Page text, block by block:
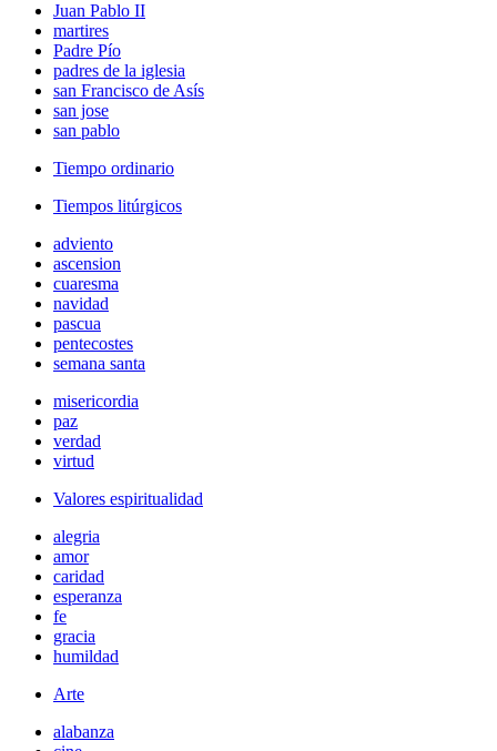
Juan Pablo II
martires
Padre Pío
padres de la iglesia
san Francisco de Asís
san jose
san pablo
Tiempo ordinario
Tiempos litúrgicos
adviento
ascension
cuaresma
navidad
pascua
pentecostes
semana santa
misericordia
paz
verdad
virtud
Valores espiritualidad
alegria
amor
caridad
esperanza
fe
gracia
humildad
Arte
alabanza